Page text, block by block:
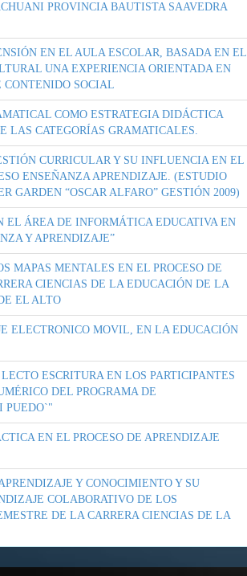
PROVINCIA BAUTISTA SAAVEDRA
EN EL AULA ESCOLAR, BASADA EN EL
UNA EXPERIENCIA ORIENTADA EN
CONTENIDO SOCIAL
COMO ESTRATEGIA DIDÁCTICA
LAS CATEGORÍAS GRAMATICALES.
CURRICULAR Y SU INFLUENCIA EN EL
ENSEÑANZA APRENDIZAJE. (ESTUDIO
GARDEN “OSCAR ALFARO” GESTIÓN 2009)
EL ÁREA DE INFORMÁTICA EDUCATIVA EN
Y APRENDIZAJE”
MAPAS MENTALES EN EL PROCESO DE
CIENCIAS DE LA EDUCACIÓN DE LA
EL ALTO
ELECTRONICO MOVIL, EN LA EDUCACIÓN
ESCRITURA EN LOS PARTICIPANTES
DEL PROGRAMA DE
PUEDO`"
EN EL PROCESO DE APRENDIZAJE
Y CONOCIMIENTO Y SU
COLABORATIVO DE LOS
DE LA CARRERA CIENCIAS DE LA